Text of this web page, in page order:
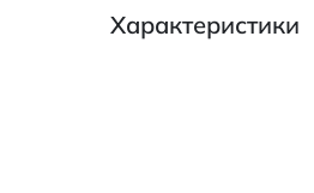
Характеристики